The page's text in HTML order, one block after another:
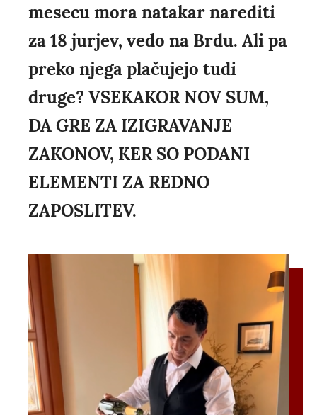
mesecu mora natakar narediti
za 18 jurjev, vedo na Brdu. Ali pa
preko njega plačujejo tudi
druge? VSEKAKOR NOV SUM,
DA GRE ZA IZIGRAVANJE
ZAKONOV, KER SO PODANI
ELEMENTI ZA REDNO
ZAPOSLITEV.